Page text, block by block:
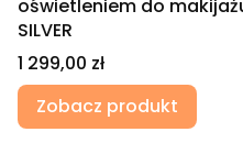
oświetleniem do
SILVER
Cena
1 299,00 zł
Zobacz produkt